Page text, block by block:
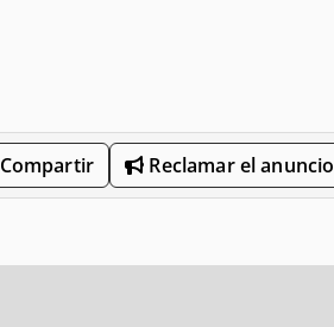
Compartir Reclamar el anuncio